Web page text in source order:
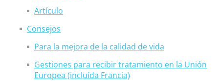
Artículo
Consejos
Para la mejora de la calidad de vida
Gestiones para recibir tratamiento en la Unión
Europea (incluída Francia)